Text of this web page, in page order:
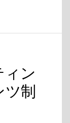
ィン
制